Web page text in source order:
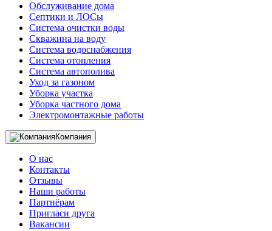
Обслуживание дома
Септики и ЛОСы
Система очистки воды
Скважина на воду
Система водоснабжения
Система отопления
Система автополива
Уход за газоном
Уборка участка
Уборка частного дома
Электромонтажные работы
Компания
О нас
Контакты
Отзывы
Наши работы
Партнёрам
Пригласи друга
Вакансии